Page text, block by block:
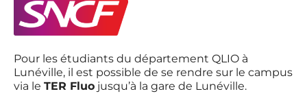
Pour les étudiants du département QLIO à
Lunéville, il est possible de se rendre sur le campus
via le TER Fluo jusqu’à la gare de Lunéville.